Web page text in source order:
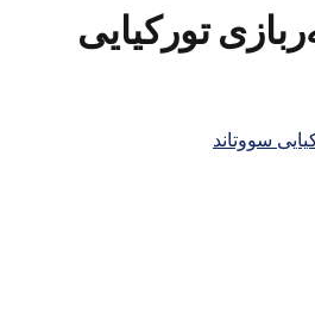
تورکیایی